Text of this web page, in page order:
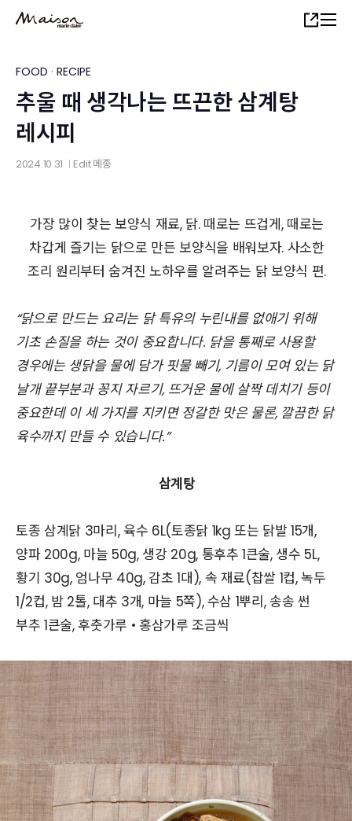
content
Share
FOOD · RECIPE
추울 때 생각나는 뜨끈한 삼계탕
레시피
2024.10.31 Edit메종
가장 많이 찾는 보양식 재료, 닭. 때로는 뜨겁게, 때로는
차갑게 즐기는 닭으로 만든 보양식을 배워보자. 사소한
조리 원리부터 숨겨진 노하우를 알려주는 닭 보양식 편.
“닭으로 만드는 요리는 닭 특유의 누린내를 없애기 위해
기초 손질을 하는 것이 중요합니다. 닭을 통째로 사용할
경우에는 생닭을 물에 담가 핏물 빼기, 기름이 모여 있는 닭
날개 끝부분과 꽁지 자르기, 뜨거운 물에 살짝 데치기 등이
중요한데 이 세 가지를 지키면 정갈한 맛은 물론, 깔끔한 닭
육수까지 만들 수 있습니다.”
삼계탕
토종 삼계닭 3마리, 육수 6L(토종닭 1kg 또는 닭발 15개,
양파 200g, 마늘 50g, 생강 20g, 통후추 1큰술, 생수 5L,
황기 30g, 엄나무 40g, 감초 1대), 속 재료(찹쌀 1컵, 녹두
1/2컵, 밤 2톨, 대추 3개, 마늘 5쪽), 수삼 1뿌리, 송송 썬
부추 1큰술, 후춧가루 • 홍삼가루 조금씩